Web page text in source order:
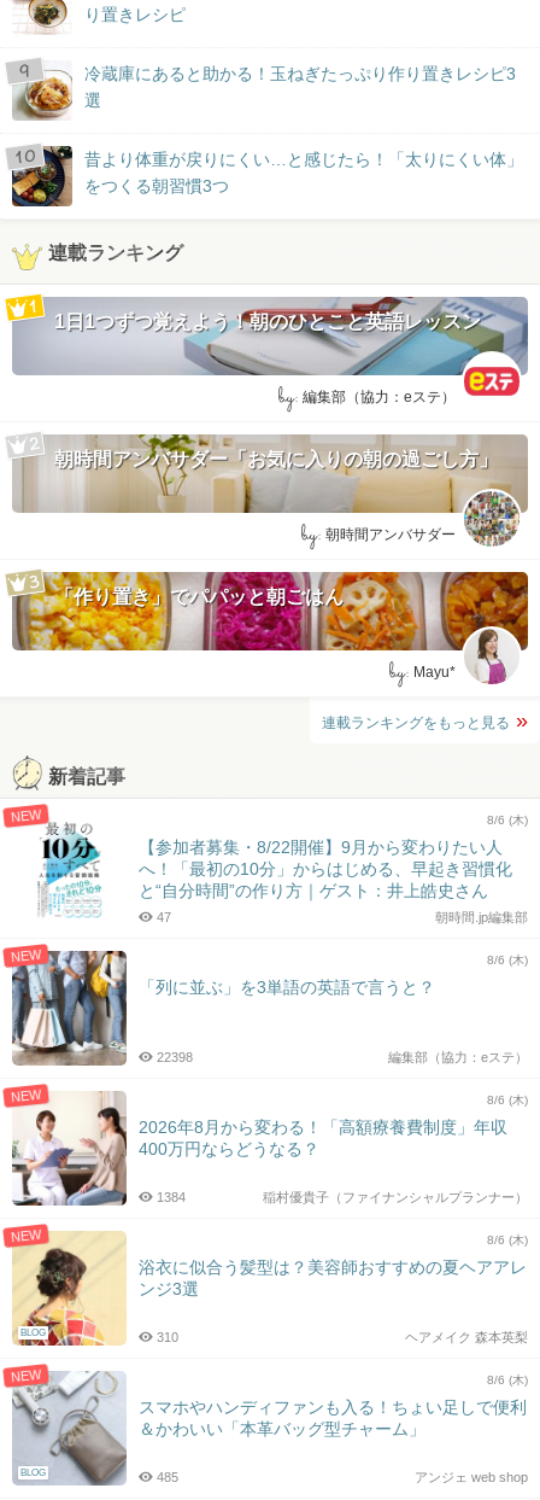
り置きレシピ
冷蔵庫にあると助かる！玉ねぎたっぷり作り置きレシピ3
選
昔より体重が戻りにくい…と感じたら！「太りにくい体」
をつくる朝習慣3つ
連載ランキング
1日1つずつ覚えよう！朝のひとこと英語レッスン
by: 編集部（協力：eステ）
朝時間アンバサダー「お気に入りの朝の過ごし方」
by: 朝時間アンバサダー
「作り置き」でパパッと朝ごはん
by: Mayu*
連載ランキングをもっと見る
新着記事
NEW 8/6 (木)
【参加者募集・8/22開催】9月から変わりたい人
へ！「最初の10分」からはじめる、早起き習慣化
と“自分時間”の作り方｜ゲスト：井上皓史さん
朝時間.jp編集部
47
NEW 8/6 (木)
「列に並ぶ」を3単語の英語で言うと？
編集部（協力：eステ）
22398
NEW 8/6 (木)
2026年8月から変わる！「高額療養費制度」年収
400万円ならどうなる？
稲村優貴子（ファイナンシャルプランナー）
1384
NEW
BLOG
8/6 (木)
浴衣に似合う髪型は？美容師おすすめの夏ヘアアレ
ンジ3選
ヘアメイク 森本英梨
310
NEW
BLOG
8/6 (木)
スマホやハンディファンも入る！ちょい足しで便利
＆かわいい「本革バッグ型チャーム」
アンジェ web shop
485